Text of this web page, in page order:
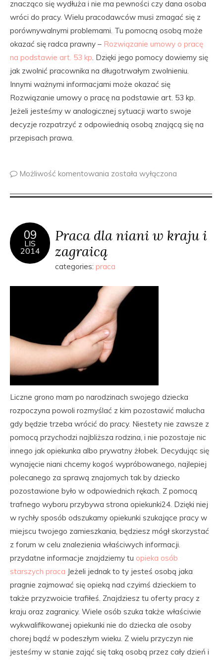
znacząco się wydłuża i nie ma pewności czy dana osoba
wróci do pracy. Wielu pracodawców musi zmagać się z
porównywalnymi problemami. Tu pomocną osobą może
okazać się radca prawny – Rozwiązanie umowy o pracę
na podstawie art. 53 kp. Dzięki jego pomocy dowiemy się
jak zwolnić pracownika na długotrwałym zwolnieniu.
Innymi ważnymi informacjami może okazać się
Rozwiązanie umowy o pracę na podstawie art. 53 kp.
Jeżeli jesteśmy w analogicznej sytuacji warto swoje
decyzje rozpatrzyć z odpowiednią osobą znającą się na
przepisach prawa.
Możliwość komentowania została wyłączona
09
LIS
2014
Praca dla niani w kraju i
zagraicą
categories: praca
Liczne grono mam po narodzinach swojego dziecka
rozpoczyna powoli rozmyślać z kim pozostawić malucha
gdy będzie trzeba wrócić do pracy. Niestety nie zawsze z
pomocą przychodzi najbliższa rodzina, i nie pozostaje nic
innego jak opiekunka albo prywatny żłobek. Decydując się
wynajęcie niani chcemy kogoś wypróbowanego, najlepiej
polecanego za sprawą znajomych tak by dziecko
pozostawione było w odpowiednich rękach. Z pomocą
trafnego wyboru przybywa strona opiekunki24. Dzięki niej
w rychły sposób odszukamy opiekunki szukające pracy w
miejscu twojego zamieszkania, będziesz mógł skorzystać
z forum w celu znalezienia właściwych informacji.
przydatne informacje znajdziemy tu opieka osób
starszych praca Jeżeli jednak to ty jesteś osobą jaka
pragnie zajmować się opieką nad czyimś dzieckiem to
także przyzwoicie trafiłeś. Znajdziesz tu oferty pracy z
kraju oraz zagranicy. Wiele osób szuka także właściwie
wykwalifikowanej opiekunki nie do dziecka ale osoby
chorej bądź w podeszłym wieku. Z wielu przyczyn nie
jesteśmy w stanie zająć się taką osobą przez cały dzień i